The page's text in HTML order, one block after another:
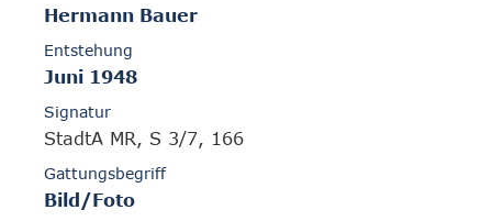
Hermann Bauer
Entstehung
Juni 1948
Signatur
StadtA MR, S 3/7, 166
Gattungsbegriff
Bild/Foto